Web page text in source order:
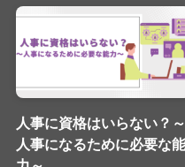
人事に資格はいらない？～
人事になるために必要な能